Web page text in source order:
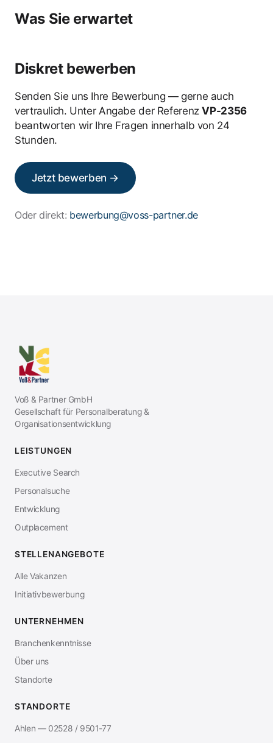
Was Sie erwartet
Diskret bewerben
Senden Sie uns Ihre Bewerbung — gerne auch
vertraulich. Unter Angabe der ReferenzVP-2356
beantworten wir Ihre Fragen innerhalb von 24
Stunden.
Jetzt bewerben →
Oder direkt: bewerbung@voss-partner.de
Voß & Partner GmbH
Gesellschaft für Personalberatung &
Organisationsentwicklung
LEISTUNGEN
Executive Search
Personalsuche
Entwicklung
Outplacement
STELLENANGEBOTE
Alle Vakanzen
Initiativbewerbung
UNTERNEHMEN
Branchenkenntnisse
Über uns
Standorte
STANDORTE
Ahlen — 02528 / 9501-77